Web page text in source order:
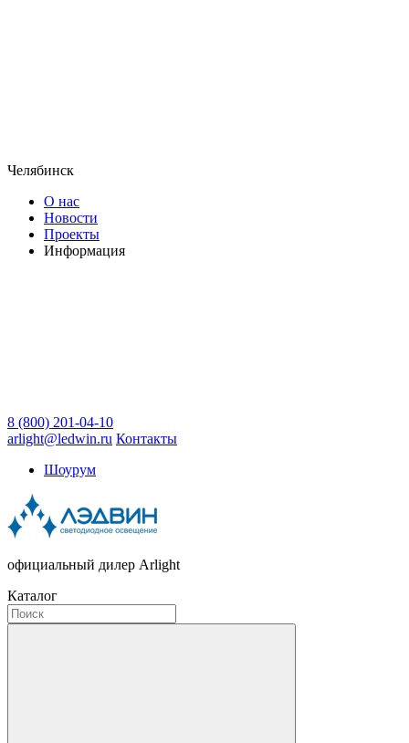
Челябинск
О нас
Новости
Проекты
Информация
8 (800) 201-04-10
arlight@ledwin.ru Контакты
Шоурум
официальный дилер Arlight
Каталог